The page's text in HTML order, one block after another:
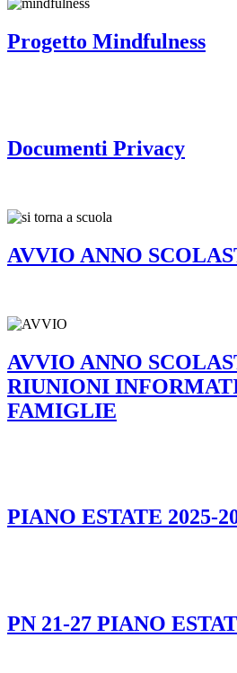
Progetto Mindfulness
Documenti Privacy
AVVIO ANNO
AVVIO ANNO
RIUNIONI
FAMIGLIE
PIANO ESTATE 2025-
PN 21-27 PIANO